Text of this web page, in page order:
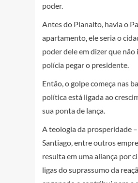
poder.
Antes do Planalto, havia o
apartamento, ele seria o
poder dele em dizer que
polícia pegar o presidente.
Então, o golpe começa nas
política está ligada ao
sua ponta de lança.
A teologia da prosperidade
Santiago, entre outros
resulta em uma aliança por
ligas do suprassumo da